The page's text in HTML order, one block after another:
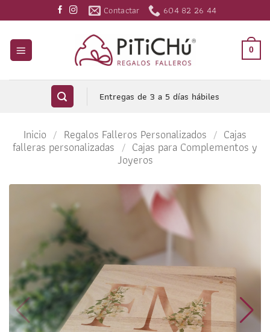
al
contenido
Contactar 604 82 26 44
0
Entregas de 3 a 5 días hábiles
Inicio / Regalos Falleros Personalizados / Cajas
falleras personalizadas / Cajas para Complementos y
Joyeros